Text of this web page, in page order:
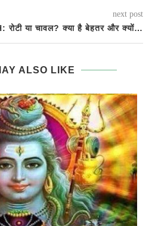
next post
रोटी या चावल? क्‍या है बेहतर और क्यों…
ALSO LIKE